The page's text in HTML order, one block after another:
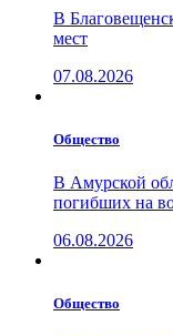
В
мест
07.08.2026
Общество
В Амурской
погибших на
06.08.2026
Общество